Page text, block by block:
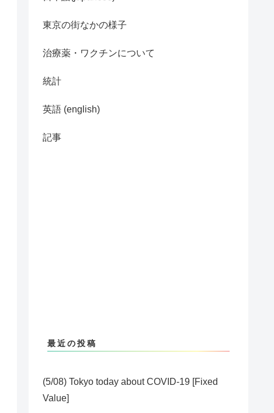
東京の街なかの様子
治療薬・ワクチンについて
統計
英語 (english)
記事
最近の投稿
(5/08) Tokyo today about COVID-19 [Fixed
Value]